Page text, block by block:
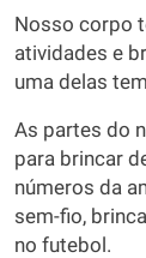
Nosso corpo
atividades e
uma delas
As partes do
para brincar
números da
sem-fio,
no futebol.